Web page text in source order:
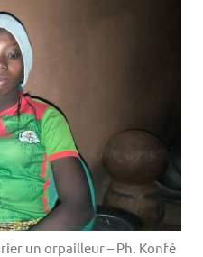
un orpailleur – Ph. Konfé